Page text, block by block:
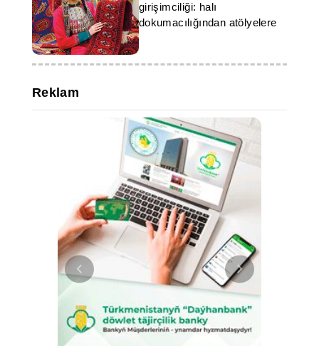
girişimciliği: halı
dokumacılığından atölyelere
Reklam